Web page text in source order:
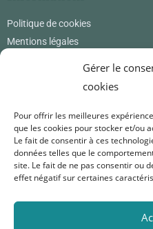
Gérer le
cookies
Pour offrir les meilleures
que les cookies pour stocker et/ou
Le fait de consentir à ces
données telles que le
site. Le fait de ne pas consentir ou
effet négatif sur certaines
Politique de cookies
Mentions légales
Où nous trouver
Renard Petite
12 rue des princes
01800 Pérouges
France
0619171365